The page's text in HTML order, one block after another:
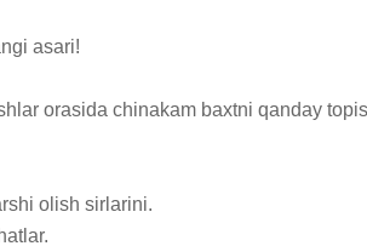
asari!
orasida chinakam baxtni qanday
olish sirlarini.